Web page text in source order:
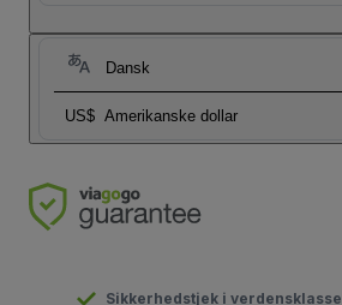
Dansk
US$ Amerikanske dollar
Sikkerhedstjek i verdensklasse